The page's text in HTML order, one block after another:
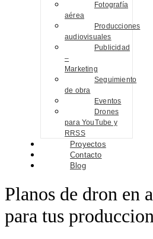
Fotografía
aérea
Producciones
audiovisuales
Publicidad
–
Marketing
Seguimiento
de obra
Eventos
Drones
para YouTube y
RRSS
Proyectos
Contacto
Blog
Planos de dron en
para tus